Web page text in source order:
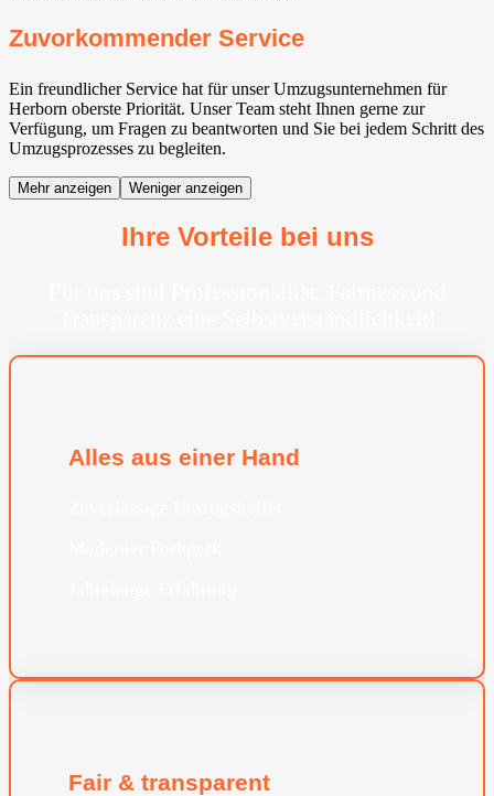
Zuvorkommender Service
Ein freundlicher Service hat für unser Umzugsunternehmen für
Herborn oberste Priorität. Unser Team steht Ihnen gerne zur
Verfügung, um Fragen zu beantworten und Sie bei jedem Schritt des
Umzugsprozesses zu begleiten.
Mehr anzeigen Weniger anzeigen
Ihre Vorteile bei uns
Alles aus einer Hand
Fair & transparent